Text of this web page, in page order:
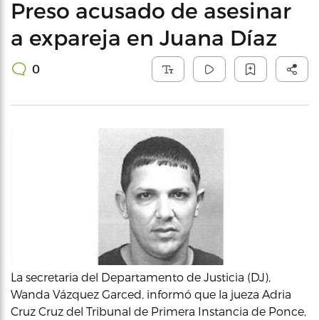
Preso acusado de asesinar
a expareja en Juana Díaz
0
La secretaria del Departamento de Justicia (DJ),
Wanda Vázquez Garced, informó que la jueza Adria
Cruz Cruz del Tribunal de Primera Instancia de Ponce,